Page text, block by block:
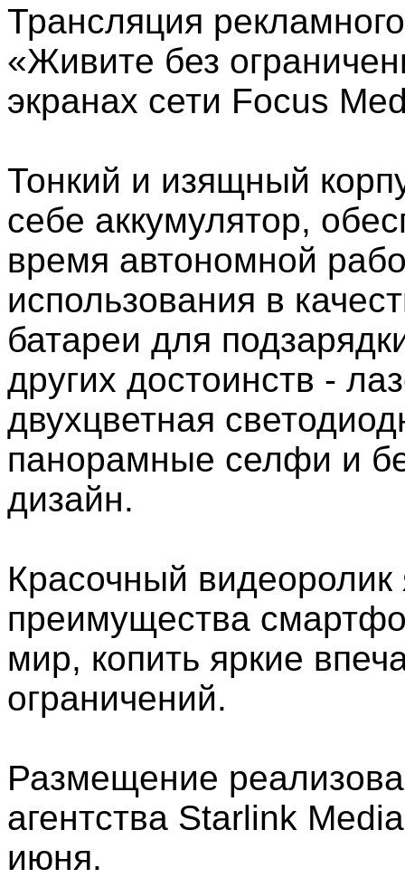
Трансляция
«Живите без
экранах сети Focus
Тонкий и изящный
себе аккумулятор,
время автономной
использования в
батареи для
других достоинств -
двухцветная
панорамные селфи и
дизайн.
Красочный видеоролик
преимущества
мир, копить яркие
ограничений.
Размещение
агентства Starlink
июня.